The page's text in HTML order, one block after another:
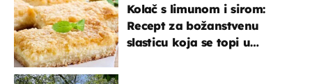
Kolač s limunom i sirom:
Recept za božanstvenu
slasticu koja se topi u